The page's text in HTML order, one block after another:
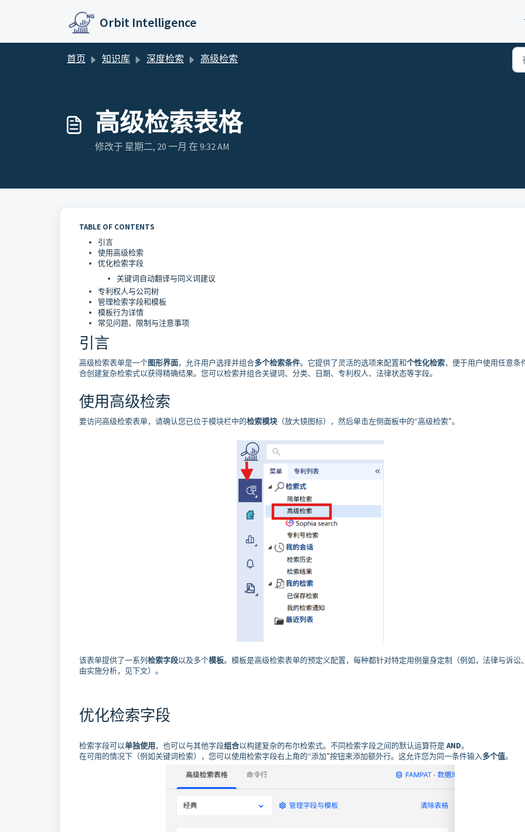
Orbit Intelligence
首页 知识库 深度检索 高级检索
高级检索表格
修改于 星期二, 20 一月 在 9:32 AM
TABLE OF CONTENTS
引言
使用高级检索
优化检索字段
关键词自动翻译与同义词建议
专利权人与公司树
管理检索字段和模板
模板行为详情
常见问题、限制与注意事项
引言
高级检索表单是一个图形界面，允许用户选择并组合多个检索条件。它提供了灵活的选项来配置和个性化检索，便于用户使用任意条
合创建复杂检索式以获得精确结果。您可以检索并组合关键词、分类、日期、专利权人、法律状态等字段。
使用高级检索
要访问高级检索表单，请确认您已位于模块栏中的检索模块 （放大镜图标），然后单击左侧面板中的“高级检索”。
该表单提供了一系列检索字段以及多个模板。模板是高级检索表单的预定义配置，每种都针对特定用例量身定制（例如，法律与诉讼
由实施分析，见下文）。
优化检索字段
检索字段可以单独使用，也可以与其他字段组合以构建复杂的布尔检索式。不同检索字段之间的默认运算符是AND。
在可用的情况下（例如关键词检索），您可以使用检索字段右上角的“添加”按钮来添加额外行。这允许您为同一条件输入多个值。